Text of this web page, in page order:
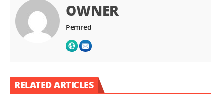
OWNER
Pemred
RELATED ARTICLES